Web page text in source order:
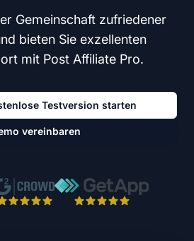
Gemeinschaft zufriedener
bieten Sie exzellenten
mit Post Affiliate Pro.
Testversion starten
vereinbaren